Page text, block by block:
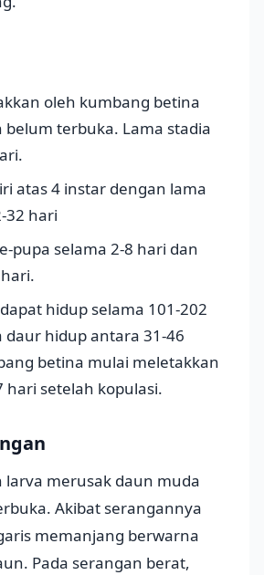
oleh kumbang betina
belum terbuka. Lama stadia
atas 4 instar dengan lama
32 hari
pupa selama 2-8 hari dan
hidup selama 101-202
daur hidup antara 31-46
betina mulai meletakkan
hari setelah kopulasi.
larva merusak daun muda
Akibat serangannya
memanjang berwarna
Pada serangan berat,